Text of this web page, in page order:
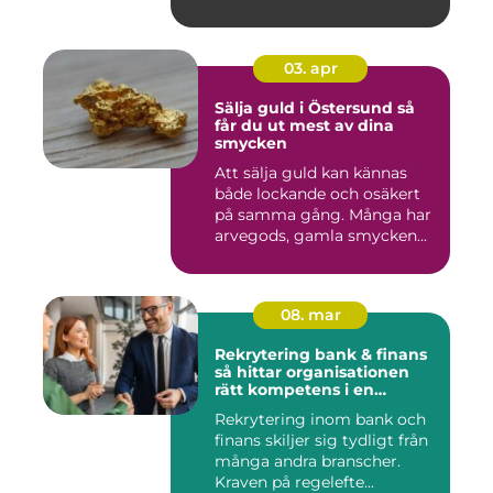
03. apr
Sälja guld i Östersund så
får du ut mest av dina
smycken
Att sälja guld kan kännas
både lockande och osäkert
på samma gång. Många har
arvegods, gamla smycken...
08. mar
Rekrytering bank & finans
så hittar organisationen
rätt kompetens i en
Rekrytering inom bank och
finans skiljer sig tydligt från
många andra branscher.
Kraven på regelefte...